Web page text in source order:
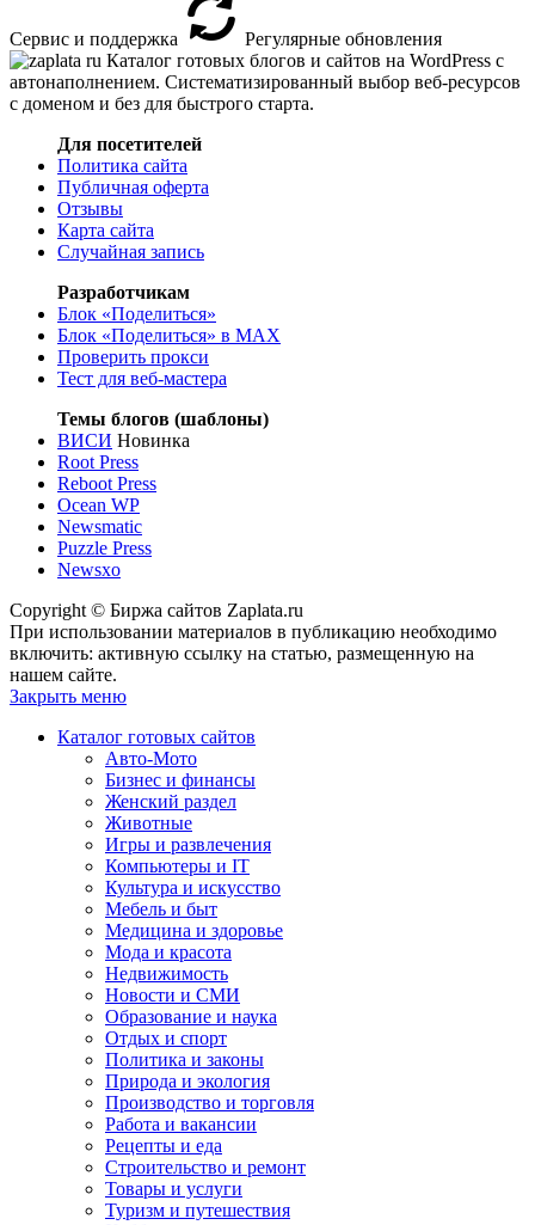
Сервис и поддержка
Регулярные обновления
Каталог готовых блогов и сайтов на WordPress с
автонаполнением. Систематизированный выбор веб-ресурсов
с доменом и без для быстрого старта.
Для посетителей
Политика сайта
Публичная оферта
Отзывы
Карта сайта
Случайная запись
Разработчикам
Блок «Поделиться»
Блок «Поделиться» в MAX
Проверить прокси
Тест для веб-мастера
Темы блогов (шаблоны)
ВИСИ Новинка
Root Press
Reboot Press
Ocean WP
Newsmatic
Puzzle Press
Newsxo
Copyright © Биржа сайтов Zaplata.ru
При использовании материалов в публикацию необходимо
включить: активную ссылку на статью, размещенную на
нашем сайте.
Закрыть меню
Каталог готовых сайтов
Авто-Мото
Бизнес и финансы
Женский раздел
Животные
Игры и развлечения
Компьютеры и IT
Культура и искусство
Мебель и быт
Медицина и здоровье
Мода и красота
Недвижимость
Новости и СМИ
Образование и наука
Отдых и спорт
Политика и законы
Природа и экология
Производство и торговля
Работа и вакансии
Рецепты и еда
Строительство и ремонт
Товары и услуги
Туризм и путешествия